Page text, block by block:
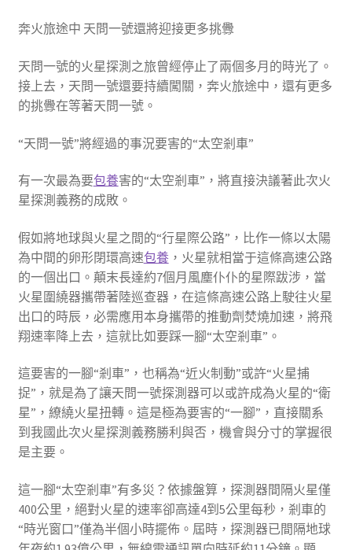
奔火旅途中 天問一號還將迎接更多挑釁
天問一號的火星探測之旅曾經停止了兩個多月的時光了。
接上去，天問一號還要持續闖關，奔火旅途中，還有更多
的挑釁在等著天問一號。
“天問一號”將經過的事況要害的“太空剎車”
有一次最為要包養害的“太空剎車”，將直接決議著此次火
星探測義務的成敗。
假如將地球與火星之間的“行星際公路”，比作一條以太陽
為中間的卵形閉環高速包養，火星就相當于這條高速公路
的一個出口。顛末長達約7個月風塵仆仆的星際跋涉，當
火星圍繞器攜帶著陸巡查器，在這條高速公路上駛往火星
出口的時辰，必需應用本身攜帶的推動劑焚燒加速，將飛
翔速率降上去，這就比如要踩一腳“太空剎車”。
這要害的一腳“剎車”，也稱為“近火制動”或許“火星捕
捉”，就是為了讓天問一號探測器可以或許成為火星的“衛
星”，繚繞火星扭轉。這是極為要害的“一腳”，直接關系
到我國此次火星探測義務勝利與否，機會與分寸的掌握很
是主要。
這一腳“太空剎車”有多災？依據盤算，探測器間隔火星僅
400公里，絕對火星的速率卻高達4到5公里每秒，剎車的
“時光窗口”僅為半個小時擺佈。屆時，探測器已間隔地球